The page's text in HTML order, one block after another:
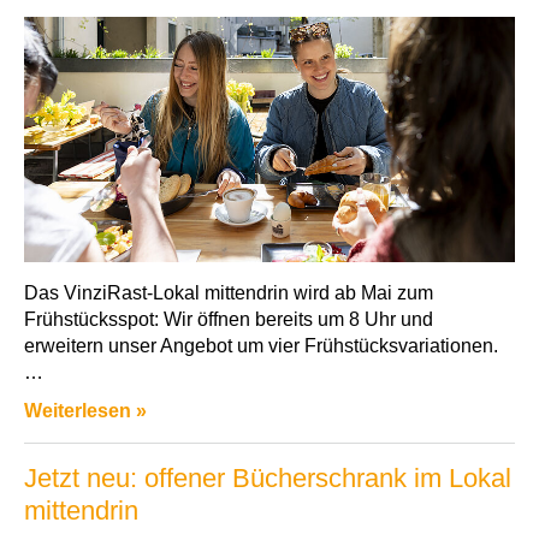
Das VinziRast-Lokal mittendrin wird ab Mai zum
Frühstücksspot: Wir öffnen bereits um 8 Uhr und
erweitern unser Angebot um vier Frühstücksvariationen.
…
Weiterlesen »
Jetzt neu: offener Bücherschrank im Lokal
mittendrin